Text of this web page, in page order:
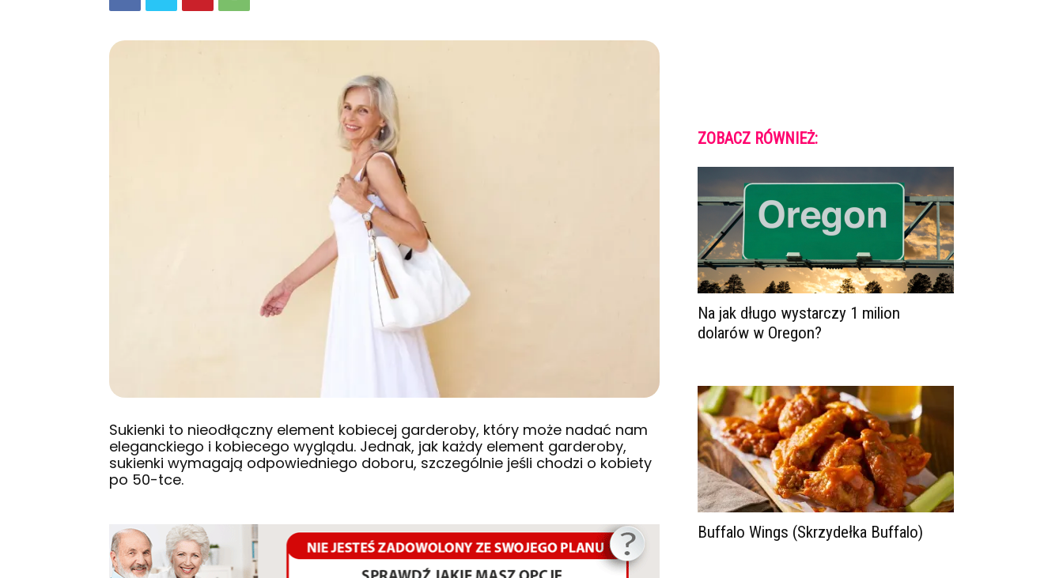
Sukienki to nieodłączny element kobiecej garderoby, który może nadać nam
eleganckiego i kobiecego wyglądu. Jednak, jak każdy element garderoby,
sukienki wymagają odpowiedniego doboru, szczególnie jeśli chodzi o kobiety
po 50-tce.
ZOBACZ RÓWNIEŻ:
Na jak długo wystarczy 1 milion
dolarów w Oregon?
Buffalo Wings (Skrzydełka Buffalo)